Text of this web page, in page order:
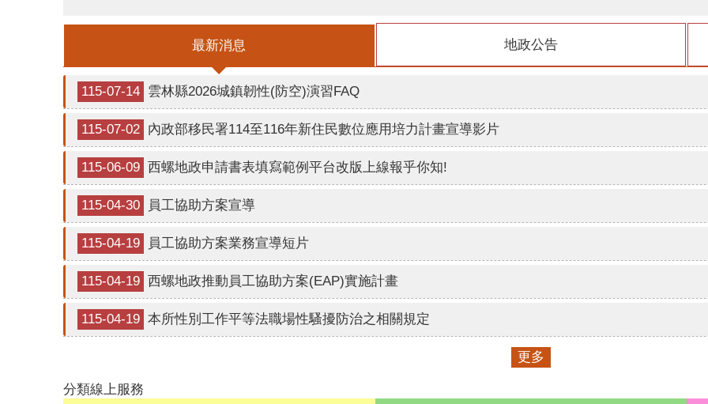
最新消息 地政公告
115-07-14 雲林縣2026城鎮韌性(防空)演習FAQ
115-07-02 內政部移民署114至116年新住民數位應用培力計畫宣導影片
115-06-09 西螺地政申請書表填寫範例平台改版上線報乎你知!
115-04-30 員工協助方案宣導
115-04-19 員工協助方案業務宣導短片
115-04-19 西螺地政推動員工協助方案(EAP)實施計畫
115-04-19 本所性別工作平等法職場性騷擾防治之相關規定
更多
分類線上服務